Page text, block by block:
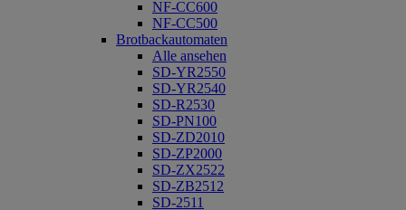
NF-CC600
NF-CC500
Brotbackautomaten
Alle ansehen
SD-YR2550
SD-YR2540
SD-R2530
SD-PN100
SD-ZD2010
SD-ZP2000
SD-ZX2522
SD-ZB2512
SD-2511